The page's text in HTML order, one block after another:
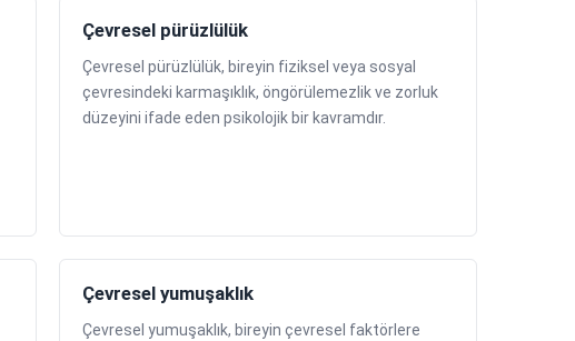
Çevresel pürüzlülük
Çevresel pürüzlülük, bireyin fiziksel veya sosyal
çevresindeki karmaşıklık, öngörülemezlik ve zorluk
düzeyini ifade eden psikolojik bir kavramdır.
Çevresel yumuşaklık
Çevresel yumuşaklık, bireyin çevresel faktörlere